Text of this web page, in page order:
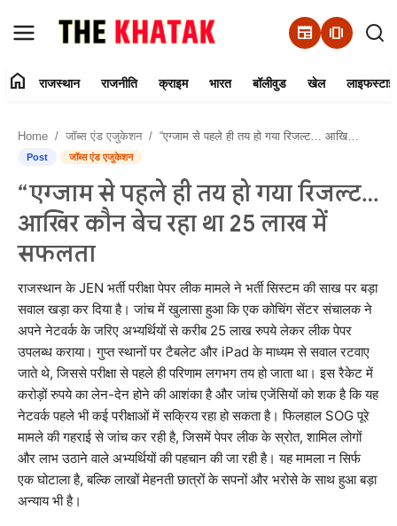
newspaper amp_stories
Contact Us
राजस्थान
राजनीति
क्राइम
भारत
बॉलीवुड
खेल
लाइफस्टाइल
अंतर्राष्ट्रीय
home राजस्थान राजनीति क्राइम भारत बॉलीवुड खेल
Home जॉब्स एंड एजुकेशन “एग्जाम से पहले ही तय हो गया रिजल्ट… आखिर कौन बेच रहा था 25 लाख में सफलता
Post जॉब्स एंड एजुकेशन
“एग्जाम से पहले ही तय हो गया रिजल्ट…
आखिर कौन बेच रहा था 25 लाख में
सफलता
राजस्थान के JEN भर्ती परीक्षा पेपर लीक मामले ने भर्ती सिस्टम की साख पर बड़ा
सवाल खड़ा कर दिया है। जांच में खुलासा हुआ कि एक कोचिंग सेंटर संचालक ने
अपने नेटवर्क के जरिए अभ्यर्थियों से करीब 25 लाख रुपये लेकर लीक पेपर
उपलब्ध कराया। गुप्त स्थानों पर टैबलेट और iPad के माध्यम से सवाल रटवाए
जाते थे, जिससे परीक्षा से पहले ही परिणाम लगभग तय हो जाता था। इस रैकेट में
करोड़ों रुपये का लेन-देन होने की आशंका है और जांच एजेंसियों को शक है कि यह
नेटवर्क पहले भी कई परीक्षाओं में सक्रिय रहा हो सकता है। फिलहाल SOG पूरे
मामले की गहराई से जांच कर रही है, जिसमें पेपर लीक के स्रोत, शामिल लोगों
और लाभ उठाने वाले अभ्यर्थियों की पहचान की जा रही है। यह मामला न सिर्फ
एक घोटाला है, बल्कि लाखों मेहनती छात्रों के सपनों और भरोसे के साथ हुआ बड़ा
अन्याय भी है।